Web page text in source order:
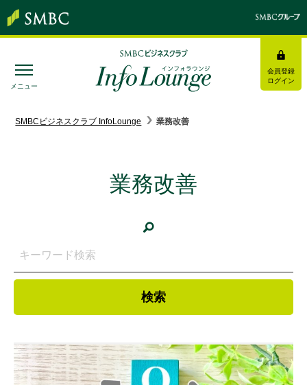
メニュー
会員登録
ログイン
みんなの研修
トピックス＆インフォメーション
お役立ち情報
連載・コラム
イベント・セミナー
動画
SMBCビジネスクラブ InfoLounge 業務改善
業務改善